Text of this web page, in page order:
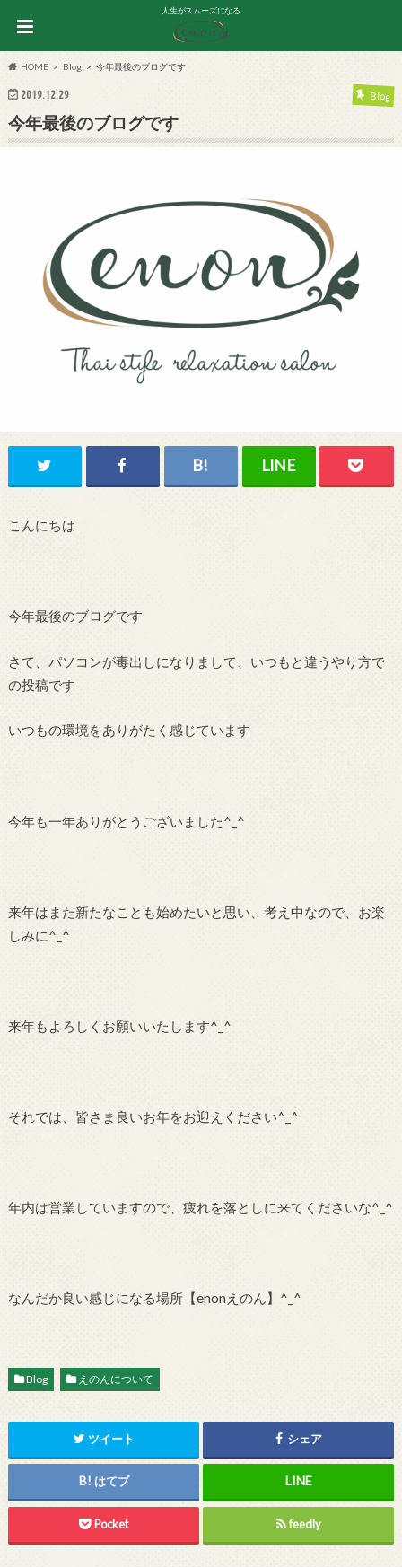
人生がスムーズになる
HOME Blog 今年最後のブログです
2019.12.29 Blog
今年最後のブログです
こんにちは
今年最後のブログです
さて、パソコンが毒出しになりまして、いつもと違うやり方で
の投稿です
いつもの環境をありがたく感じています
今年も一年ありがとうございました^_^
来年はまた新たなことも始めたいと思い、考え中なので、お楽
しみに^_^
来年もよろしくお願いいたします^_^
それでは、皆さま良いお年をお迎えください^_^
年内は営業していますので、疲れを落としに来てくださいな^_^
なんだか良い感じになる場所【enonえのん】^_^
Blog えのんについて
ツイート シェア
はてブ
Pocket feedly